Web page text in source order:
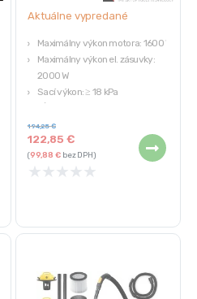
Aktuálne vypredané
Maximálny výkon motora: 1600 W
Maximálny výkon el. zásuvky:
2000 W
Sací výkon: ≥ 18 kPa
Hmotnosť: 8 kg
122,85€
194,25€
(99,88€bez DPH)
★ ★ ★ ★ ★